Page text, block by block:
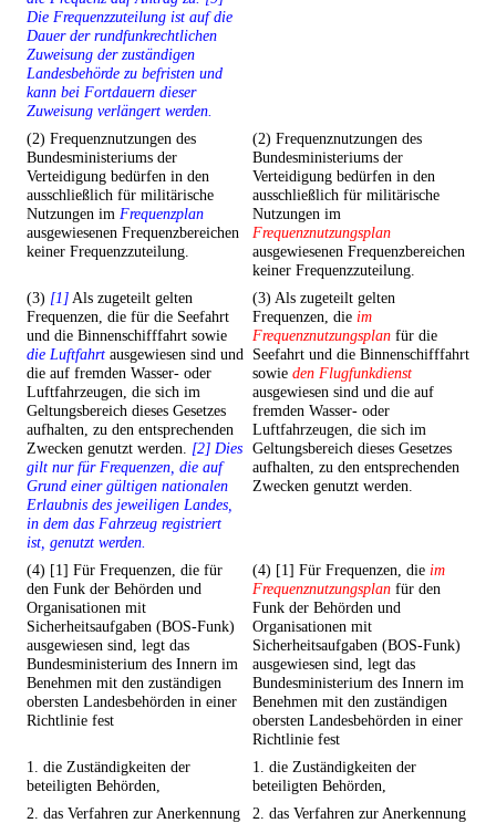
Die Frequenzzuteilung ist auf die
Dauer der rundfunkrechtlichen
Zuweisung der zuständigen
Landesbehörde zu befristen und
kann bei Fortdauern dieser
Zuweisung verlängert werden.
(2) Frequenznutzungen des
Bundesministeriums der
Verteidigung bedürfen in den
ausschließlich für militärische
Nutzungen im Frequenzplan
ausgewiesenen Frequenzbereichen
keiner Frequenzzuteilung.
(2) Frequenznutzungen des
Bundesministeriums der
Verteidigung bedürfen in den
ausschließlich für militärische
Nutzungen im
Frequenznutzungsplan
ausgewiesenen Frequenzbereichen
keiner Frequenzzuteilung.
(3) [1]Als zugeteilt gelten
Frequenzen, die für die Seefahrt
und die Binnenschifffahrt sowie
die Luftfahrt ausgewiesen sind und
die auf fremden Wasser- oder
Luftfahrzeugen, die sich im
Geltungsbereich dieses Gesetzes
aufhalten, zu den entsprechenden
Zwecken genutzt werden. [2] Dies
gilt nur für Frequenzen, die auf
Grund einer gültigen nationalen
Erlaubnis des jeweiligen Landes,
in dem das Fahrzeug registriert
ist, genutzt werden.
(3) Als zugeteilt gelten
Frequenzen, die im
Frequenznutzungsplan für die
Seefahrt und die Binnenschifffahrt
sowie den Flugfunkdienst
ausgewiesen sind und die auf
fremden Wasser- oder
Luftfahrzeugen, die sich im
Geltungsbereich dieses Gesetzes
aufhalten, zu den entsprechenden
Zwecken genutzt werden.
(4) [1] Für Frequenzen, die für
den Funk der Behörden und
Organisationen mit
Sicherheitsaufgaben (BOS-Funk)
ausgewiesen sind, legt das
Bundesministerium des Innern im
Benehmen mit den zuständigen
obersten Landesbehörden in einer
Richtlinie fest
(4) [1] Für Frequenzen, die im
Frequenznutzungsplan für den
Funk der Behörden und
Organisationen mit
Sicherheitsaufgaben (BOS-Funk)
ausgewiesen sind, legt das
Bundesministerium des Innern im
Benehmen mit den zuständigen
obersten Landesbehörden in einer
Richtlinie fest
1. die Zuständigkeiten der
beteiligten Behörden,
1. die Zuständigkeiten der
beteiligten Behörden,
2. das Verfahren zur Anerkennung
2. das Verfahren zur Anerkennung